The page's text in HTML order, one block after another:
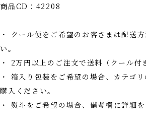
商品CD：42208
・ クール便をご希望のお客さまは配送
い。
・ 2万円以上のご注文で送料（クール付
・ 箱入り包装をご希望の場合、カテゴ
購入ください。
・ 熨斗をご希望の場合、備考欄に詳細を